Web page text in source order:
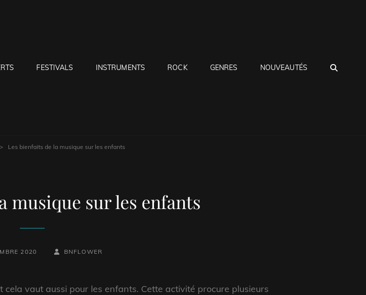
FESTIVALS INSTRUMENTS ROCK GENRES NOUVEAUTÉS
> Les bienfaits de la musique sur les enfants
musique sur les enfants
2020
BY
BYLINE
BNFLOWER
vaut aussi pour les enfants. Cette activité procure plusieurs